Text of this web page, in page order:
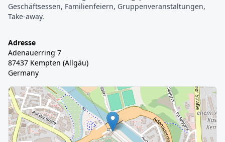
Geschäftsessen, Familienfeiern, Gruppenveranstaltungen,
Take-away.
Adresse
Adenauerring 7
87437 Kempten (Allgäu)
Germany